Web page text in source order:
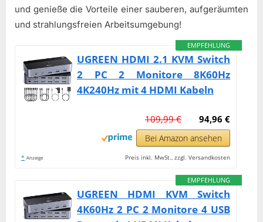
und genieße die Vorteile einer sauberen, aufgeräumten
und strahlungsfreien Arbeitsumgebung!
EMPFEHLUNG
UGREEN HDMI 2.1 KVM Switch
2 PC 2 Monitore 8K60Hz
4K240Hz mit 4 HDMI Kabeln
94,96 €
109,99 €
Bei Amazon ansehen
* Anzeige Preis inkl. MwSt., zzgl. Versandkosten
EMPFEHLUNG
UGREEN HDMI KVM Switch
4K60Hz 2 PC 2 Monitore 4 USB